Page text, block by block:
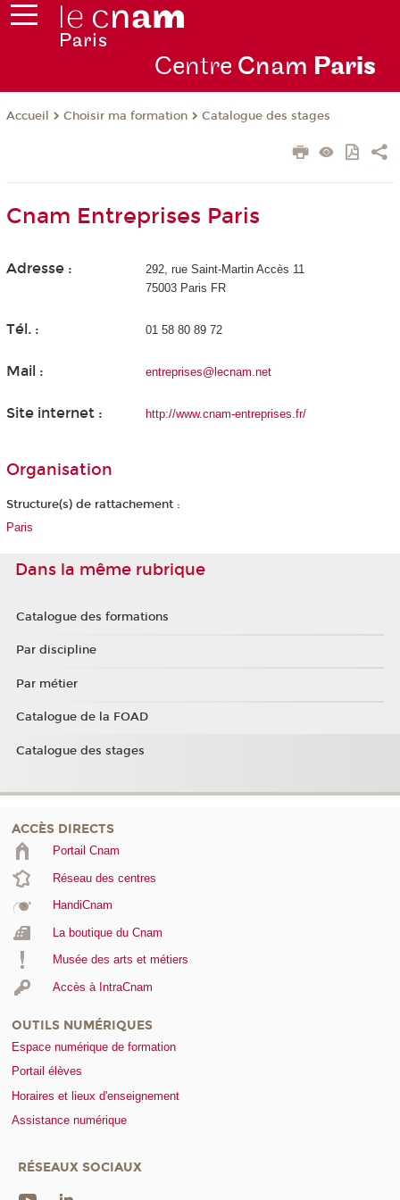
Centre Cnam Paris
Accueil Choisir ma formation Catalogue des stages
Cnam Entreprises Paris
Adresse :
292, rue Saint-Martin Accès 11
75003 Paris FR
Tél. : 01 58 80 89 72
Mail : entreprises@lecnam.net
Site internet : http://www.cnam-entreprises.fr/
Organisation
Structure(s) de rattachement :
Paris
Dans la même rubrique
Catalogue des formations
Par discipline
Par métier
Catalogue de la FOAD
Catalogue des stages
ACCÈS DIRECTS
Portail Cnam
Réseau des centres
HandiCnam
La boutique du Cnam
Musée des arts et métiers
Accès à IntraCnam
OUTILS NUMÉRIQUES
Espace numérique de formation
Portail élèves
Horaires et lieux d'enseignement
Assistance numérique
RÉSEAUX SOCIAUX